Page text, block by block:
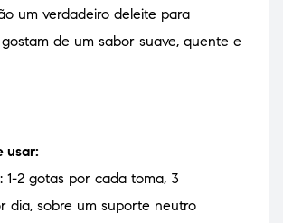
um verdadeiro deleite para
de um sabor suave, quente e
usar:
1-2 gotas por cada toma, 3
dia, sobre um suporte neutro